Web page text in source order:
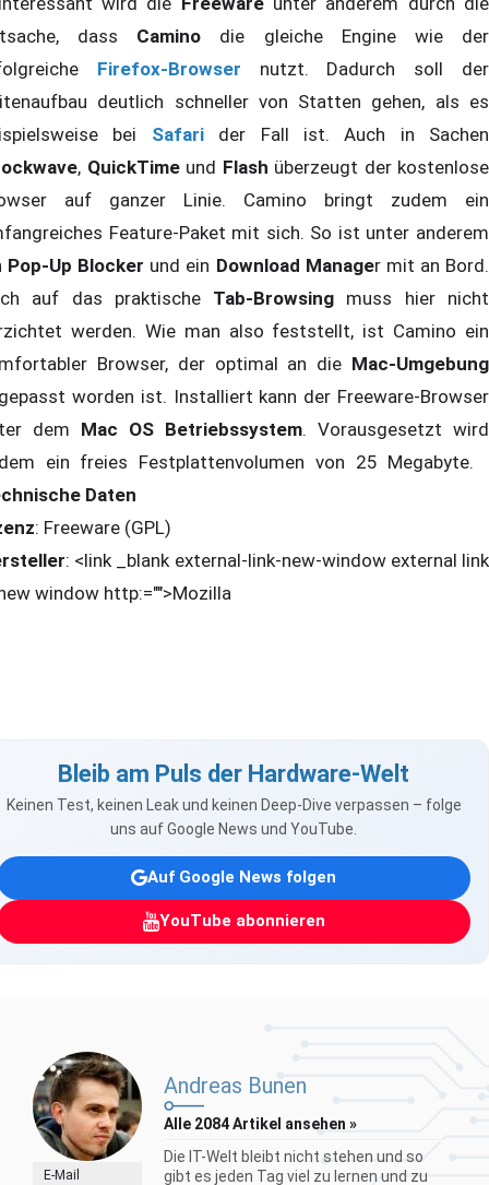
dass Camino die gleiche Engine wie der
Firefox-Browser nutzt. Dadurch soll der
deutlich schneller von Statten gehen, als es
bei Safari
der Fall ist. Auch in Sachen
, QuickTime und Flash überzeugt der kostenlose
auf ganzer Linie. Camino bringt zudem ein
Feature-Paket mit sich. So ist unter anderem
Pop-Up Blocker und ein Download Manager mit an Bord.
auf das praktische Tab-Browsing muss hier nicht
werden. Wie man also feststellt, ist Camino ein
Browser, der optimal an die Mac-Umgebung
worden ist. Installiert kann der Freeware-Browser
dem Mac OS Betriebssystem. Vorausgesetzt wird
ein freies Festplattenvolumen von 25 Megabyte.
Daten
: Freeware (GPL)
: <link _blank external-link-new-window external link
window http:="">Mozilla
Bleib am Puls der Hardware-Welt
Keinen Test, keinen Leak und keinen Deep-Dive verpassen – folge
uns auf Google News und YouTube.
Auf Google News folgen
YouTube abonnieren
E-Mail
Andreas Bunen
Alle 2084 Artikel ansehen »
Die IT-Welt bleibt nicht stehen und so
gibt es jeden Tag viel zu lernen und zu